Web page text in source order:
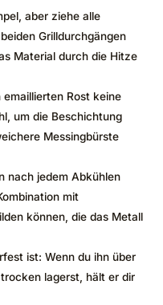
aber ziehe alle
Grilldurchgängen
Material durch die Hitze
Rost keine
um die Beschichtung
Messingbürste
nach jedem Abkühlen
mit
können, die das Metall
ist: Wenn du ihn über
lagerst, hält er dir